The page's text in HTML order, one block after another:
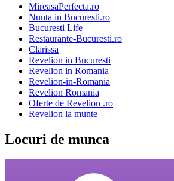
MireasaPerfecta.ro
Nunta in Bucuresti.ro
Bucuresti Life
Restaurante-Bucuresti.ro
Clarissa
Revelion in Bucuresti
Revelion in Romania
Revelion-in-Romania
Revelion Romania
Oferte de Revelion .ro
Revelion la munte
Locuri de munca